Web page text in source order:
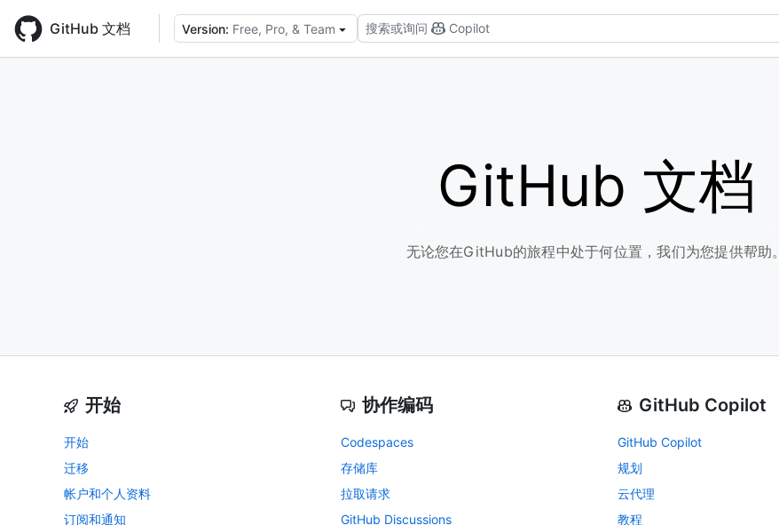
main
GitHub 文档 Version: Free, Pro, & Team 搜索或询问 Copilot
GitHub 文档
无论您在GitHub的旅程中处于何位置，我们为您提供帮助。
开始
开始
迁移
帐户和个人资料
订阅和通知
协作编码
Codespaces
存储库
拉取请求
GitHub Discussions
GitHub Copilot
GitHub Copilot
规划
云代理
教程